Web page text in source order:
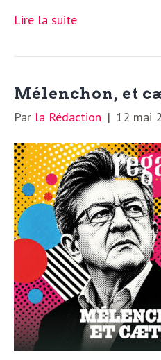
Lire la suite
Mélenchon, et
Par la Rédaction | 12 mai